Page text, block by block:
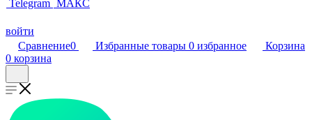
Telegram МАКС
войти
Сравнение0 Избранные товары 0 избранное
Корзина
0 корзина